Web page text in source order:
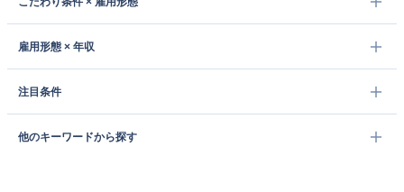
雇用形態 × 年収
注目条件
他のキーワードから探す